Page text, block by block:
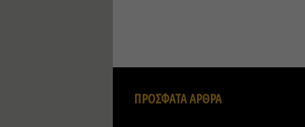
ΠΡΟΣΦΑΤΑ ΑΡΘΡΑ